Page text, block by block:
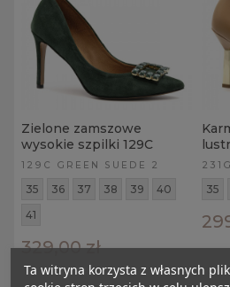
Zielone zamszowe
wysokie szpilki 129C
129C GREEN SUEDE 2
35 36 37 38 39
40
41
329,00 zł
35
Ta witryna korzysta z własnych